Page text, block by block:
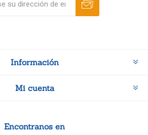
Información
Mi cuenta
Encontranos en